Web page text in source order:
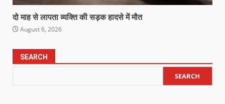
दो माह से लापता व्यक्ति की सड़क हादसे में मौत
August 6, 2026
SEARCH
SEARCH